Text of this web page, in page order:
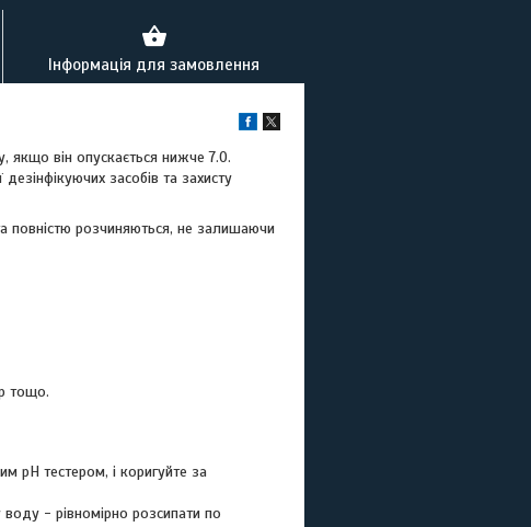
Інформація для замовлення
якщо він опускається нижче 7.0.
засобів та захисту
повністю розчиняються, не залишаючи
тощо.
pH тестером, і коригуйте за
- рівномірно розсипати по